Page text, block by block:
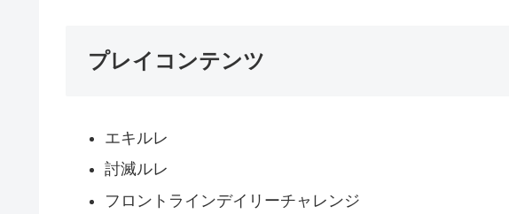
プレイコンテンツ
エキルレ
討滅ルレ
フロントラインデイリーチャレンジ